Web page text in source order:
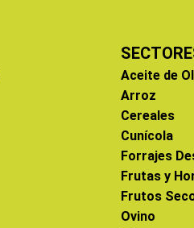
Aceite de
Arroz
Cereales
Cunícola
Forrajes
Frutas y
Frutos
Ovino